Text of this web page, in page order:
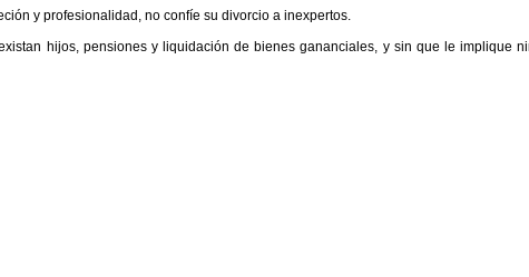
y profesionalidad, no confíe su divorcio a inexpertos.
hijos, pensiones y liquidación de bienes gananciales, y sin que le implique